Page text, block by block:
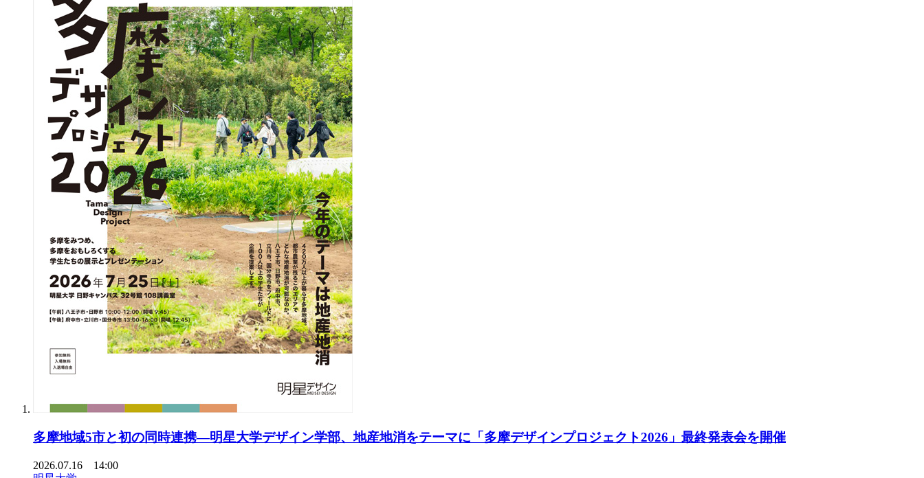
多摩地域5市と初の同時連携―明星大学デザイン学部、地産地消をテーマに「多摩デザインプロジェクト2026」最終発表会を開催
2026.07.16 14:00